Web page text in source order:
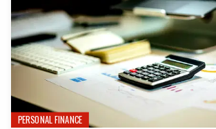
PERSONAL FINANCE